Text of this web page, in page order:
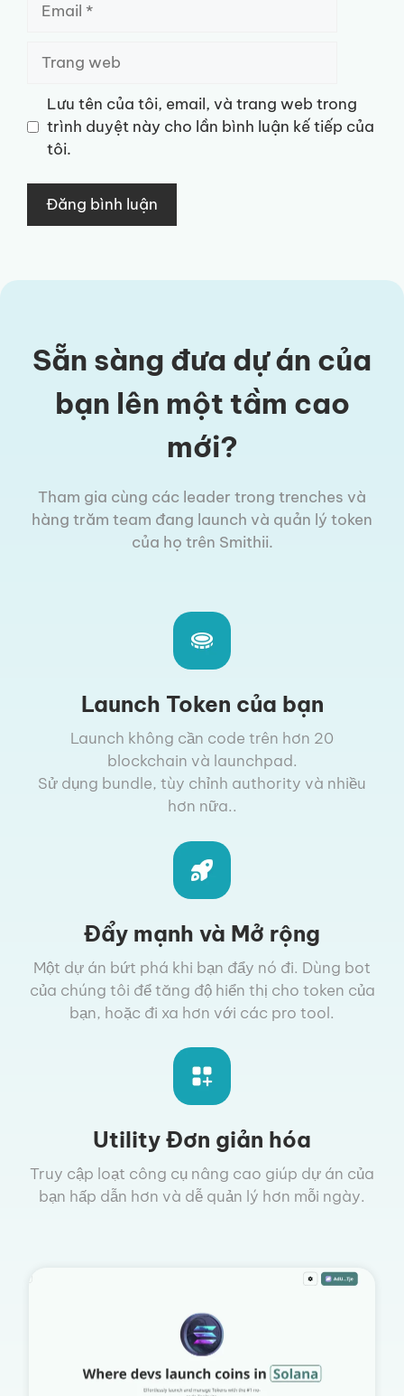
web
Lưu tên của tôi, email, và trang web trong
trình duyệt này cho lần bình luận kế tiếp của
tôi.
Sẵn sàng đưa dự án của
bạn lên một tầm cao
mới?
Tham gia cùng các leader trong trenches và
hàng trăm team đang launch và quản lý token
của họ trên Smithii.
Launch Token của bạn
Launch không cần code trên hơn 20
blockchain và launchpad.
Sử dụng bundle, tùy chỉnh authority và nhiều
hơn nữa..
Đẩy mạnh và Mở rộng
Một dự án bứt phá khi bạn đẩy nó đi. Dùng bot
của chúng tôi để tăng độ hiển thị cho token của
bạn, hoặc đi xa hơn với các pro tool.
Utility Đơn giản hóa
Truy cập loạt công cụ nâng cao giúp dự án của
bạn hấp dẫn hơn và dễ quản lý hơn mỗi ngày.